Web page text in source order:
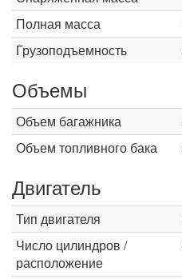
Полная масса
Грузоподъемность
Объемы
Объем багажника
Объем топливного бака
Двигатель
Тип двигателя
Число цилиндров /
расположение